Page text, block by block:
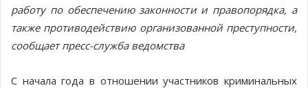
работу по обеспечению законности и правопорядка, а
также противодействию организованной преступности,
сообщает пресс-служба ведомства
С начала года в отношении участников криминальных